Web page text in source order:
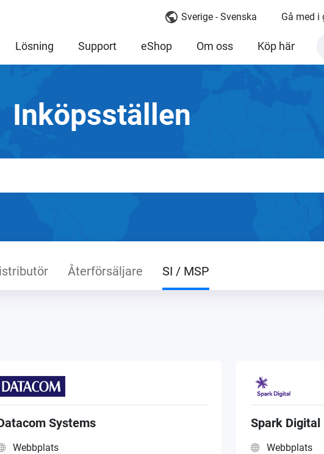
Sverige - Svenska Gå med i
Lösning Support eShop Om oss Köp här
Inköpsställen
Återförsäljare SI / MSP
Systems
Webbplats
Spark Digital
Webbplats